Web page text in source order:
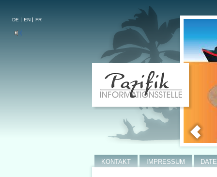
DE EN FR
KONTAKT IMPRESSUM